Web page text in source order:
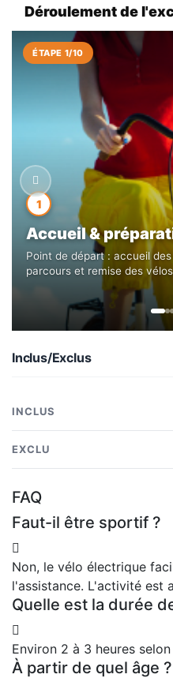
art, culture et nature pour
découverte et de balades
Déroulement de
ÉTAPE 1/10
1
Accueil &
Point de départ : accueil
parcours et remise des
Inclus/Exclus
INCLUS
Vélo électrique
Casque de protection
Guide accompagnateur
Briefing avant départ
Transport
EXCLU
FAQ
Faut-il être sportif ?
Non, le vélo électrique
l'assistance. L'activité est
Quelle est la durée
Environ 2 à 3 heures
À partir de quel âge ?